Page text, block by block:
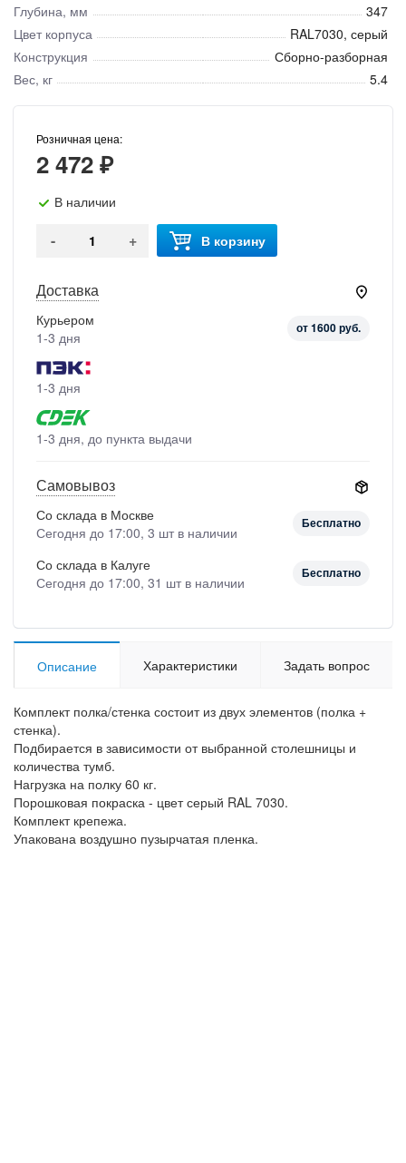
Глубина, мм
347
Цвет корпуса
RAL7030, серый
Конструкция
Сборно-разборная
Вес, кг
5.4
Розничная цена:
2 472 ₽
В наличии
- + В корзину
Доставка
Курьером
1-3 дня
от 1600 руб.
1-3 дня
1-3 дня, до пункта выдачи
Самовывоз
Со склада в Москве
Сегодня до 17:00, 3 шт в наличии
Бесплатно
Со склада в Калуге
Сегодня до 17:00, 31 шт в наличии
Бесплатно
Описание Характеристики Задать вопрос
Комплект полка/стенка состоит из двух элементов (полка +
стенка).
Подбирается в зависимости от выбранной столешницы и
количества тумб.
Нагрузка на полку 60 кг.
Порошковая покраска - цвет серый RAL 7030.
Комплект крепежа.
Упакована воздушно пузырчатая пленка.